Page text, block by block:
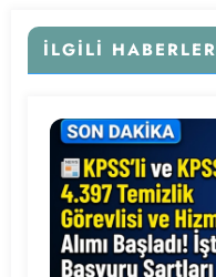
İLGILI HABERLER